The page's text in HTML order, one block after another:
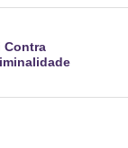
Contra